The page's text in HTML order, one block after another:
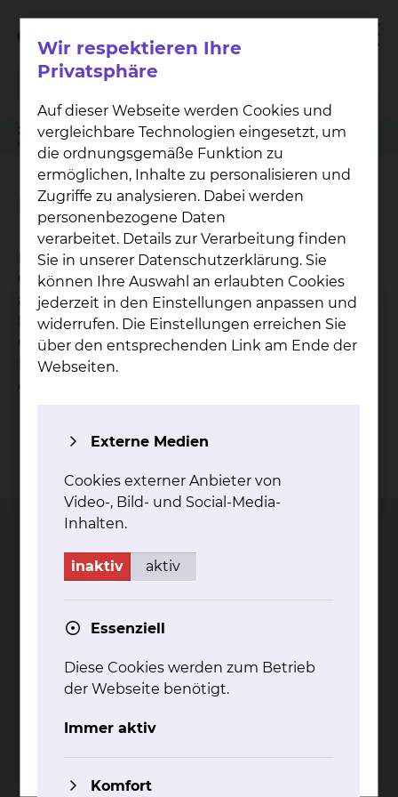
Zuweiser
Patient anmelden
Chirurgische Eingriffe bei Gefäßerkrankungen
Protheseninfektion
Bei einer folgeschweren Infektion von künstlichen
Gefäßprothesen muss die infizierte Prothese
ausgebaut werden und die Durchblutung durch
körpereigene Gefäße oder menschliche Spender
Gefäße (Homograft) wieder hergestellt werden.
Eine eigene Homograft-Bank ermöglicht uns,
diese Verfahren in unserer Klinik anzuwenden.
Bildnachweise
Entgelttransparenz Cookie Einstellungen
38118 Braunschweig
Fax: 0531/595-1322
info@klinikum-braunschweig.de
www.klinikum-braunschweig.de
Wir respektieren Ihre
Privatsphäre
Auf dieser Webseite werden Cookies und
vergleichbare Technologien eingesetzt, um
die ordnungsgemäße Funktion zu
ermöglichen, Inhalte zu personalisieren und
Zugriffe zu analysieren. Dabei werden
personenbezogene Daten
verarbeitet. Details zur Verarbeitung finden
Sie in unserer Datenschutzerklärung. Sie
können Ihre Auswahl an erlaubten Cookies
jederzeit in den Einstellungen anpassen und
widerrufen. Die Einstellungen erreichen Sie
über den entsprechenden Link am Ende der
Webseiten.
Externe Medien
Cookies externer Anbieter von
Video-, Bild- und Social-Media-
Inhalten.
inaktiv aktiv
Essenziell
Diese Cookies werden zum Betrieb
der Webseite benötigt.
Immer aktiv
Komfort